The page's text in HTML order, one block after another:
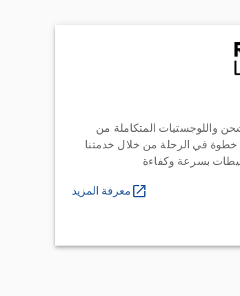
واللوجستيات المتكاملة من
خطوة في الرحلة من خلال خدمتنا
بسرعة وكفاءة
معرفة المزيد